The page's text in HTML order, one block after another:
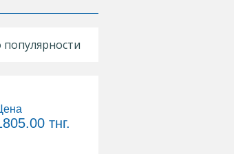
популярности
тнг.